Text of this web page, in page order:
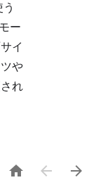
ー
イ
や
れ

 